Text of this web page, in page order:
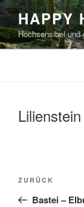
Zum
Inhalt
springen
HAPPY
Hochsensibel und
Vorheriger
Beitrag
ZURÜCK
Bastei –